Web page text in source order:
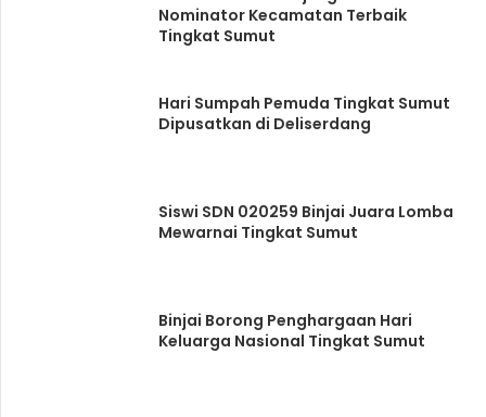
Nominator Kecamatan Terbaik
Tingkat Sumut
Hari Sumpah Pemuda Tingkat Sumut
Dipusatkan di Deliserdang
Siswi SDN 020259 Binjai Juara Lomba
Mewarnai Tingkat Sumut
Binjai Borong Penghargaan Hari
Keluarga Nasional Tingkat Sumut